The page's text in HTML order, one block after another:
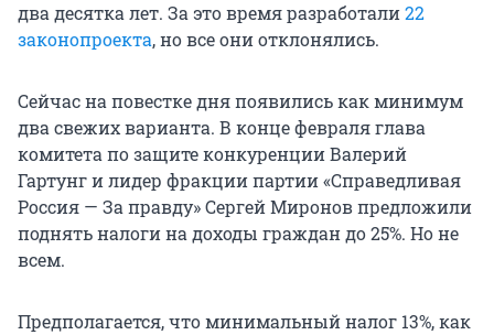
два десятка лет. За это время разработали22
законопроекта, но все они отклонялись.
Сейчас на повестке дня появились как минимум
два свежих варианта. В конце февраля глава
комитета по защите конкуренции Валерий
Гартунг и лидер фракции партии «Справедливая
Россия — За правду» Сергей Миронов предложили
поднять налоги на доходы граждан до 25%. Но не
всем.
Предполагается, что минимальный налог 13%, как